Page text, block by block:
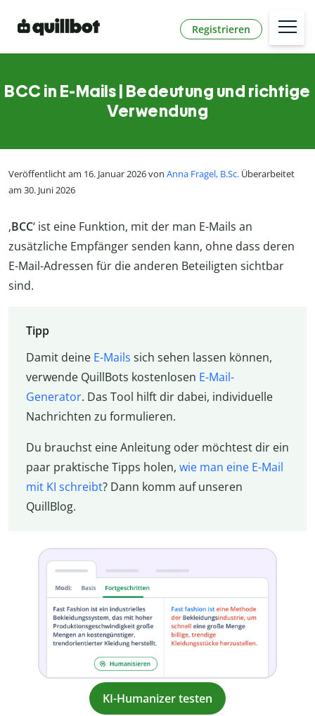
Registrieren
BCC in E-Mails | Bedeutung und richtige
Verwendung
Veröffentlicht am 16. Januar 2026 von Anna Fragel, B.Sc. Überarbeitet
am 30. Juni 2026
‚BCC‘ ist eine Funktion, mit der man E-Mails an
zusätzliche Empfänger senden kann, ohne dass deren
E-Mail-Adressen für die anderen Beteiligten sichtbar
sind.
Tipp
Damit deine E-Mails sich sehen lassen können,
verwende QuillBots kostenlosen E-Mail-
Generator. Das Tool hilft dir dabei, individuelle
Nachrichten zu formulieren.
Du brauchst eine Anleitung oder möchtest dir ein
paar praktische Tipps holen, wie man eine E-Mail
mit KI schreibt? Dann komm auf unseren
QuillBlog.
KI-Humanizer testen